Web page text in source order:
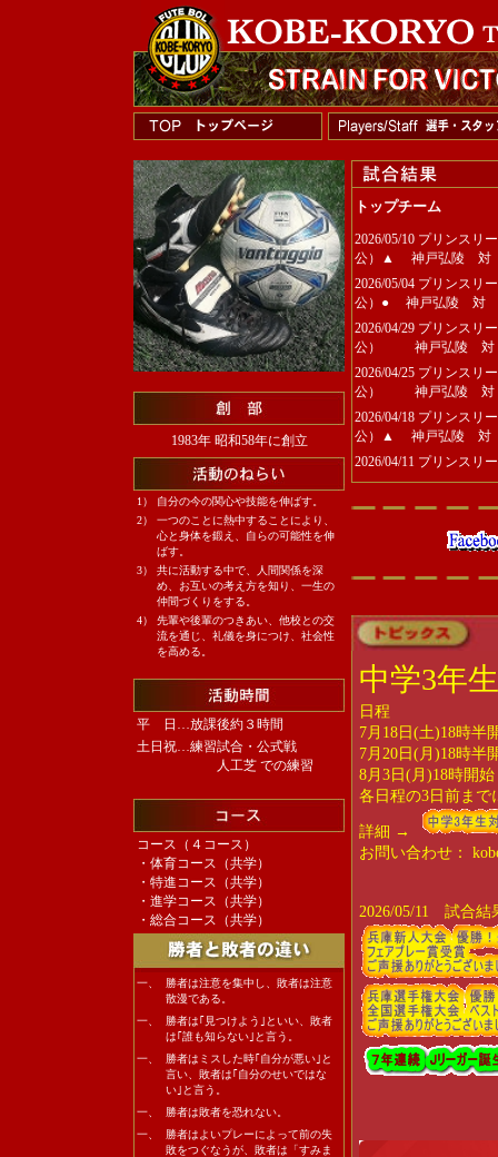
1983年 昭和58年に創立
1）
自分の今の関心や技能を伸ばす。
2）
一つのことに熱中することにより、
心と身体を鍛え、自らの可能性を伸
ばす。
3）
共に活動する中で、人間関係を深
め、お互いの考え方を知り、一生の
仲間づくりをする。
4）
先輩や後輩のつきあい、他校との交
流を通じ、礼儀を身につけ、社会性
を高める。
平 日…放課後約３時間
土日祝…練習試合・公式戦
人工芝 での練習
コース（４コース）
・体育コース（共学）
・特進コース（共学）
・ 進学コース （共学）
・総合コース（共学）
一、
勝者は注意を集中し、敗者は注意
散漫である。
一、
勝者は｢見つけよう｣といい、敗者
は｢誰も知らない｣と言う。
一、
勝者はミスした時｢自分が悪い｣と
言い、敗者は｢自分のせいではな
い｣と言う。
一、
勝者は敗者を恐れない。
一、
勝者はよいプレーによって前の失
敗をつぐなうが、敗者は「すみま
トップチーム
2026/05/10 プリンスリ
公）▲ 神戸弘陵 対
2026/05/04 プリンスリ
公）● 神戸弘陵 対
2026/04/29 プリンスリ
公） 神戸弘陵 対
2026/04/25 プリンスリ
公） 神戸弘陵
2026/04/18 プリンスリ
公）▲ 神戸弘陵 対
2026/04/11 プリンスリ
公）▲ 神戸弘陵 対
2026/04/05 プリンスリ
TM）● 神戸弘陵 対
TM）● 神戸弘陵 対
TM）● 神戸弘陵 対
TM） 神戸弘陵 対
ド ●
TM）● 神戸弘陵 対
TM）● 神戸弘陵 対
TM）● 神戸弘陵 対
TM）● 神戸弘陵 対
TM） 神戸弘陵
TM）● 神戸弘陵 対
TM）● 神戸弘陵 対
TM）● 神戸弘陵 対
TM）● 神戸弘陵 対
TM）● 神戸弘陵 対
TM）● 神戸弘陵 対
TM） 神戸弘陵
TM）● 神戸弘陵 対
TM）● 神戸弘陵 対
中学3年
日程
7月18日(土)18時半
7月20日(月)18時半
8月3日(月)18時開始
各日程の3日前まで
詳細 →
お問い合わせ：
2026/05/11 試合結